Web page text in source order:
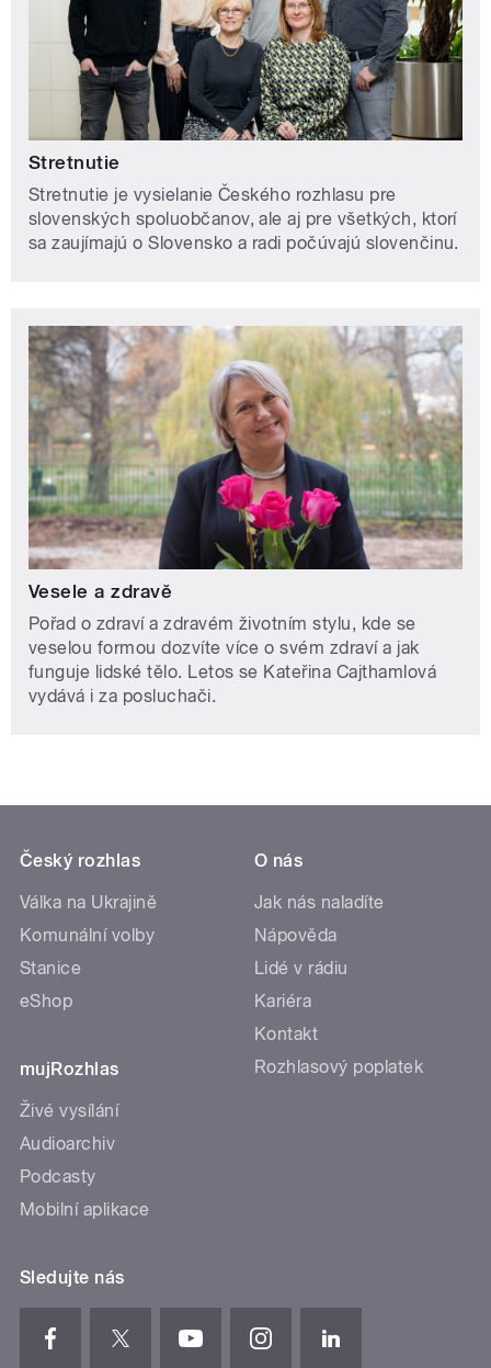
Stretnutie
Stretnutie je vysielanie Českého rozhlasu pre
slovenských spoluobčanov, ale aj pre všetkých, ktorí
sa zaujímajú o Slovensko a radi počúvajú slovenčinu.
Vesele a zdravě
Pořad o zdraví a zdravém životním stylu, kde se
veselou formou dozvíte více o svém zdraví a jak
funguje lidské tělo. Letos se Kateřina Cajthamlová
vydává i za posluchači.
Český rozhlas
Válka na Ukrajině
Komunální volby
Stanice
eShop
mujRozhlas
Živé vysílání
Audioarchiv
Podcasty
Mobilní aplikace
O nás
Jak nás naladíte
Nápověda
Lidé v rádiu
Kariéra
Kontakt
Rozhlasový poplatek
Sledujte nás